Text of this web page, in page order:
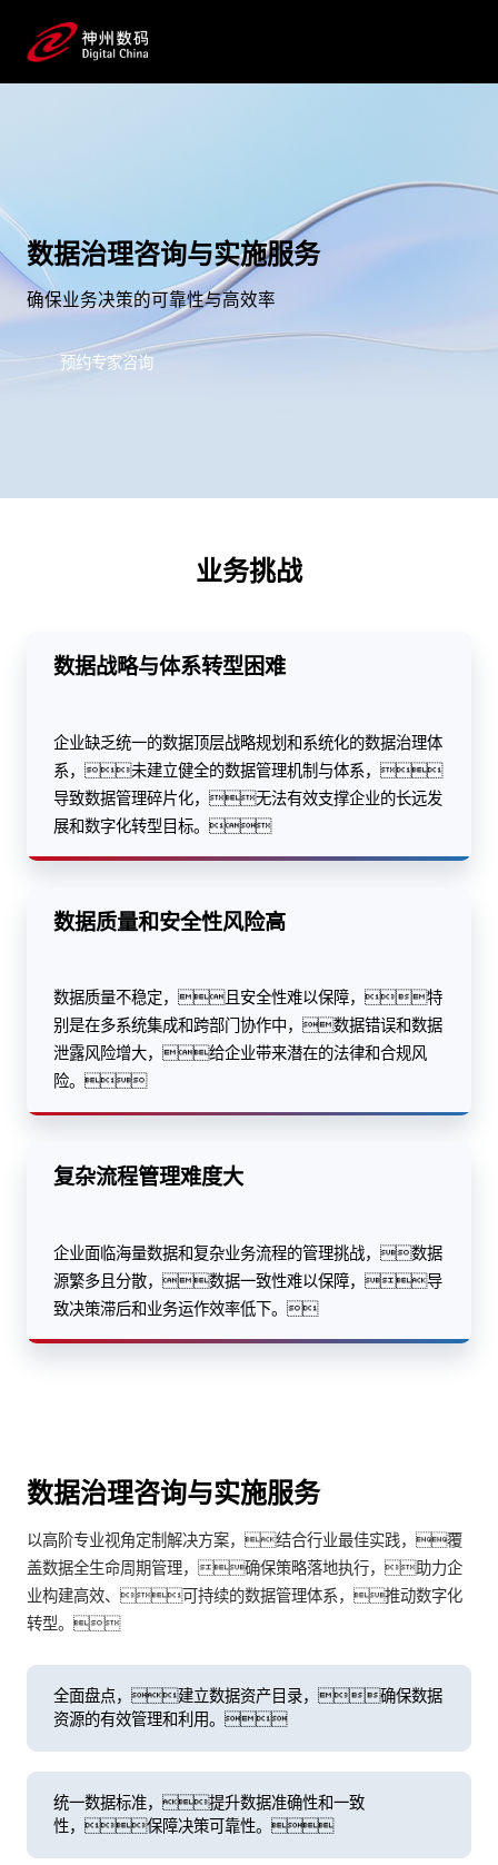
数据治理咨询与实施服务
确保业务决策的可靠性与高效率
预约专家咨询
业务挑战
数据战略与体系转型困难
企业缺乏统一的数据顶层战略规划和系统化的数据治理体
系，未建立健全的数据管理机制与体系，
导致数据管理碎片化，无法有效支撑企业的长远发
展和数字化转型目标。
数据质量和安全性风险高
数据质量不稳定，且安全性难以保障，特
别是在多系统集成和跨部门协作中，数据错误和数据
泄露风险增大，给企业带来潜在的法律和合规风
险。
复杂流程管理难度大
企业面临海量数据和复杂业务流程的管理挑战，数据
源繁多且分散，数据一致性难以保障，导
致决策滞后和业务运作效率低下。
数据治理咨询与实施服务
以高阶专业视角定制解决方案，结合行业最佳实践，覆
盖数据全生命周期管理，确保策略落地执行，助力企
业构建高效、可持续的数据管理体系，推动数字化
转型。
全面盘点，建立数据资产目录，确保数据
资源的有效管理和利用。
统一数据标准，提升数据准确性和一致
性，保障决策可靠性。